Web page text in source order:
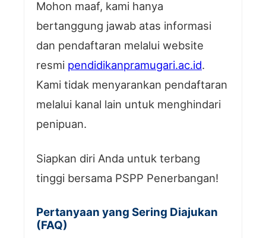
Mohon maaf, kami hanya
bertanggung jawab atas informasi
dan pendaftaran melalui website
resmi pendidikanpramugari.ac.id.
Kami tidak menyarankan pendaftaran
melalui kanal lain untuk menghindari
penipuan.
Siapkan diri Anda untuk terbang
tinggi bersama PSPP Penerbangan!
Pertanyaan yang Sering Diajukan
(FAQ)